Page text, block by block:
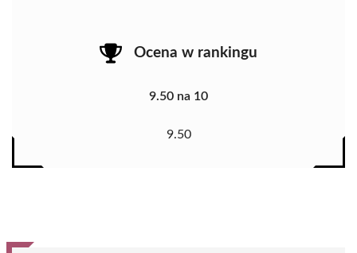
Ocena w rankingu
9.50 na 10
9.50